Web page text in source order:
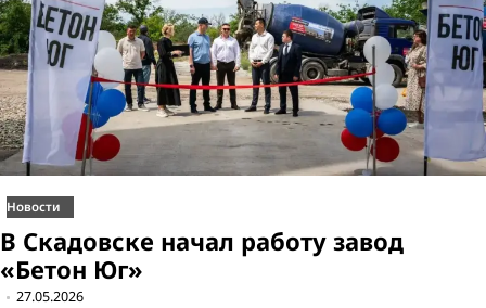
Новости
В Скадовске начал работу завод
«Бетон Юг»
27.05.2026